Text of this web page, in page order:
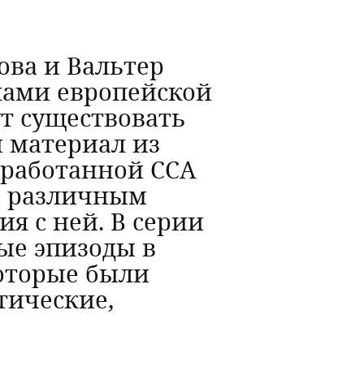
и Вальтер
европейской
существовать
материал из
CCA
различным
с ней. В серии
эпизоды в
были